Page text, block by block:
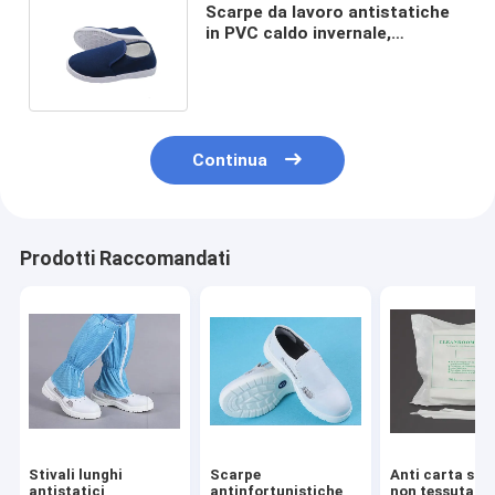
Scarpe da lavoro antistatiche
in PVC caldo invernale,
Continua
Prodotti Raccomandati
Stivali lunghi
antistatici
Scarpe
antinfortunistiche
Anti carta
non tessuta